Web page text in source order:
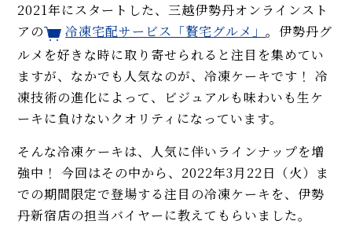
2021年にスタートした、三越伊勢丹オンラインスト
アの
冷凍宅配サービス「贅宅グルメ」。伊勢丹グ
ルメを好きな時に取り寄せられると注目を集めてい
ますが、なかでも人気なのが、冷凍ケーキです！ 冷
凍技術の進化によって、ビジュアルも味わいも生ケ
ーキに負けないクオリティになっています。
そんな冷凍ケーキは、人気に伴いラインナップを増
強中！ 今回はその中から、2022年3月22日（火）ま
での期間限定で登場する注目の冷凍ケーキを、伊勢
丹新宿店の担当バイヤーに教えてもらいました。